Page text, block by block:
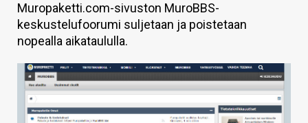
HINTA.FI
KAUPPA
VAIHDA TEEMA
Muropaketti.com-sivuston MuroBBS-
keskustelufoorumi suljetaan ja poistetaan
nopealla aikataululla.